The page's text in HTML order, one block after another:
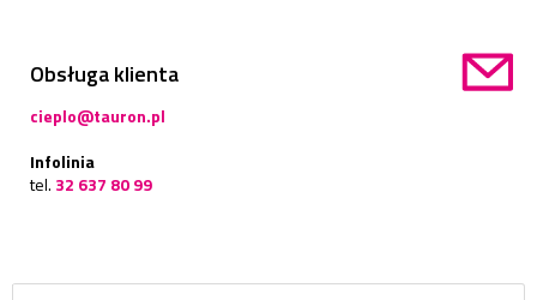
Obsługa klienta
cieplo@tauron.pl
Infolinia
tel. 32 637 80 99